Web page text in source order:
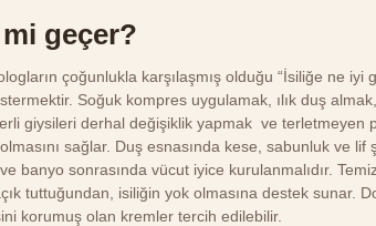
geçer?
çoğunlukla karşılaşmış olduğu “İsiliğe ne iyi
Soğuk kompres uygulamak, ılık duş
giysileri derhal değişiklik yapmak ve terletmeyen
sağlar. Duş esnasında kese, sabunluk ve
ve banyo sonrasında vücut iyice kurulanmalıdır.
tuttuğundan, isiliğin yok olmasına destek sunar.
korumuş olan kremler tercih edilebilir.